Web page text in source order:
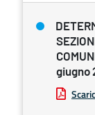
giugno